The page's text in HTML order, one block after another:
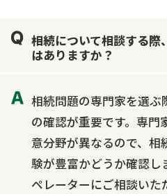
相続について相談する際
はありますか？
相続問題の専門家を選ぶ
の確認が重要です。専門
意分野が異なるので、相
験が豊富かどうか確認し
ペレーターにご相談いた